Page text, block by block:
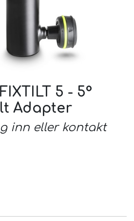
5 - 5°
Adapter
inn eller kontakt